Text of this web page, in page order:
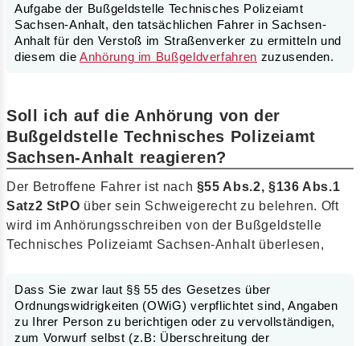
Aufgabe der Bußgeldstelle Technisches Polizeiamt
Sachsen-Anhalt, den tatsächlichen Fahrer in Sachsen-
Anhalt für den Verstoß im Straßenverker zu ermitteln und
diesem dieAnhörung im Bußgeldverfahren zuzusenden.
Soll ich auf die Anhörung von der
Bußgeldstelle Technisches Polizeiamt
Sachsen-Anhalt reagieren?
Der Betroffene Fahrer ist nach §55 Abs.2, §136 Abs.1
Satz2 StPO über sein Schweigerecht zu belehren. Oft
wird im Anhörungsschreiben von der Bußgeldstelle
Technisches Polizeiamt Sachsen-Anhalt überlesen,
Dass Sie zwar laut §§ 55 des Gesetzes über
Ordnungswidrigkeiten (OWiG) verpflichtet sind, Angaben
zu Ihrer Person zu berichtigen oder zu vervollständigen,
zum Vorwurf selbst (z.B: Überschreitung der